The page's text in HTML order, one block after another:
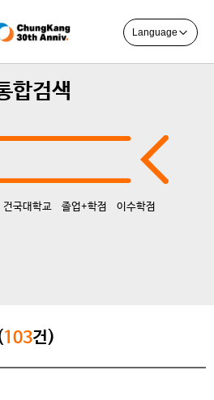
Language
합검색
건국대학교 졸업+학점
이수학점
103건)